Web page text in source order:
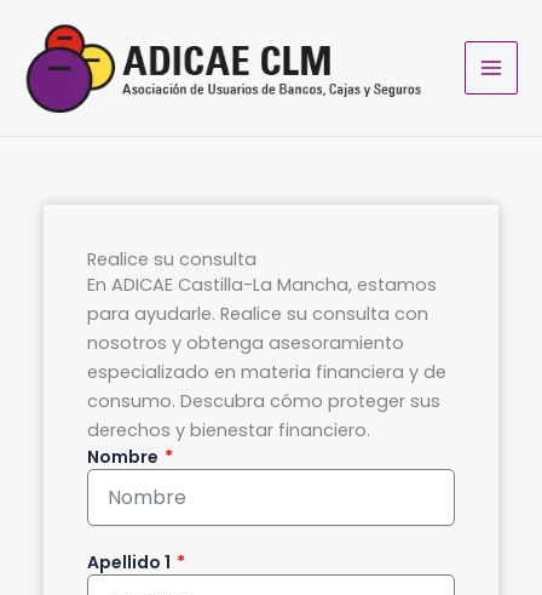
contenido
Realice su consulta
En ADICAE Castilla-La Mancha, estamos
para ayudarle. Realice su consulta con
nosotros y obtenga asesoramiento
especializado en materia financiera y de
consumo. Descubra cómo proteger sus
derechos y bienestar financiero.
Nombre
Apellido 1